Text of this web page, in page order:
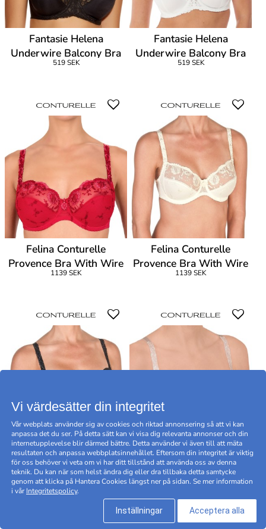
Fantasie Helena
Underwire Balcony Bra
519 SEK
Fantasie Helena
Underwire Balcony Bra
519 SEK
Felina Conturelle
Provence Bra With Wire
1139 SEK
Felina Conturelle
Provence Bra With Wire
1139 SEK
Felina Conturelle
Provence Bra With Wire
1139 SEK
Felina Conturelle
Provence Bra With Wire
1139 SEK
Vi värdesätter din integritet
Vår webplats använder sig av cookies och riktad annonsering så att vi kan
anpassa det du ser. På detta sätt kan vi visa dig relevanta annonser och din
internetupplevelse blir därmed bättre. Detta använder vi även till att mäta
resultaten och anpassa webbplatsinnehållet. Eftersom din integritet är viktig
för oss behöver vi veta om vi har ditt tillstånd att använda oss av denna
teknik. Du kan när som helst ändra dig eller dra tillbaka detta samtycke
genom att klicka på Hantera Cookies längst ner på sidan. Se mer information
i vårIntegritetspolicy.
Inställningar Acceptera alla